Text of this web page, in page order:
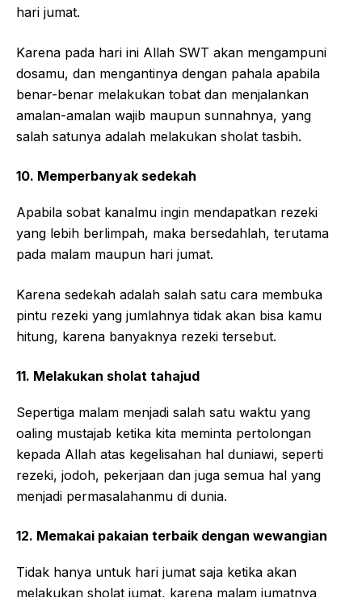
hari jumat.
Karena pada hari ini Allah SWT akan mengampuni
dosamu, dan mengantinya dengan pahala apabila
benar-benar melakukan tobat dan menjalankan
amalan-amalan wajib maupun sunnahnya, yang
salah satunya adalah melakukan sholat tasbih.
10. Memperbanyak sedekah
Apabila sobat kanalmu ingin mendapatkan rezeki
yang lebih berlimpah, maka bersedahlah, terutama
pada malam maupun hari jumat.
Karena sedekah adalah salah satu cara membuka
pintu rezeki yang jumlahnya tidak akan bisa kamu
hitung, karena banyaknya rezeki tersebut.
11. Melakukan sholat tahajud
Sepertiga malam menjadi salah satu waktu yang
oaling mustajab ketika kita meminta pertolongan
kepada Allah atas kegelisahan hal duniawi, seperti
rezeki, jodoh, pekerjaan dan juga semua hal yang
menjadi permasalahanmu di dunia.
12. Memakai pakaian terbaik dengan wewangian
Tidak hanya untuk hari jumat saja ketika akan
melakukan sholat jumat, karena malam jumatnya